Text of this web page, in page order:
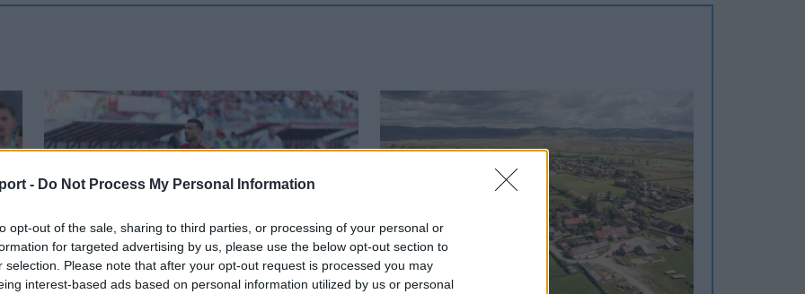
- Do Not Process My Personal Information
opt-out of the sale, sharing to third parties, or processing of your personal or
for targeted advertising by us, please use the below opt-out section to
selection. Please note that after your opt-out request is processed you may
interest-based ads based on personal information utilized by us or personal